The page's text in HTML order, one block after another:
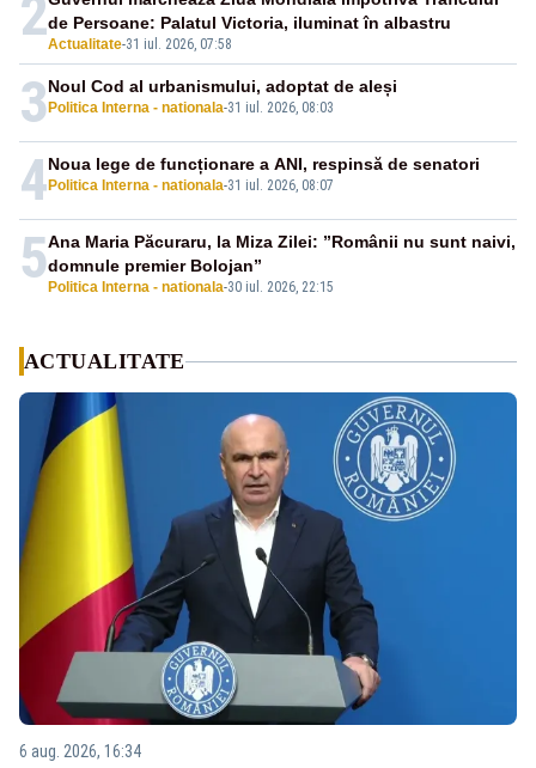
2Actualitate-31 iul. 2026, 07:58
de Persoane: Palatul Victoria, iluminat în albastru
3 Politica Interna - nationala-31 iul. 2026, 08:03
Noul Cod al urbanismului, adoptat de aleși
4 Politica Interna - nationala-31 iul. 2026, 08:07
Noua lege de funcționare a ANI, respinsă de senatori
5 Politica Interna - nationala-30 iul. 2026, 22:15
Ana Maria Păcuraru, la Miza Zilei: ”Românii nu sunt naivi,
domnule premier Bolojan”
ACTUALITATE
6 aug. 2026, 16:34